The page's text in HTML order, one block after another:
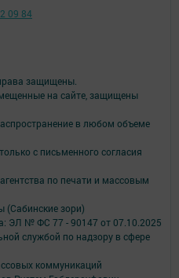
защищены.
на сайте, защищены
в любом объеме
с письменного согласия
по печати и массовым
зори)
ЭЛ № ФС 77 - 90147 от 07.10.2025
службой по надзору в сфере
коммуникаций
09 84